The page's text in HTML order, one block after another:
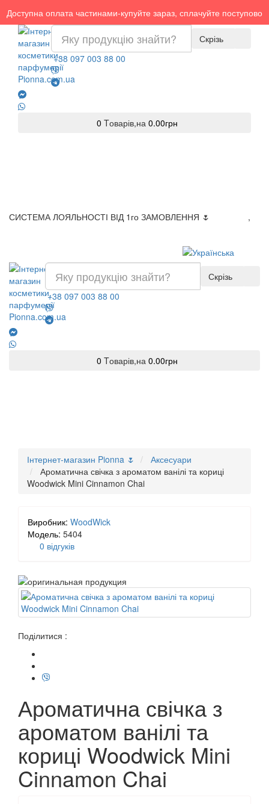
Доступна оплата частинами-купуйте зараз, сплачуйте поступово
Скрізь
+38 097 003 88 00
0 Tоварів,на 0.00грн
СИСТЕМА ЛОЯЛЬНОСТІ ВІД 1го ЗАМОВЛЕННЯ 🌷
,
Скрізь
+38 097 003 88 00
0 Tоварів,на 0.00грн
Інтернет-магазин Pionna 🌷
Аксесуари
Ароматична свічка з ароматом ванілі та кориці
Woodwick Mini Cinnamon Chai
Виробник: WoodWick
Модель: 5404
0 відгуків
Поділитися :
Ароматична свічка з
ароматом ванілі та
кориці Woodwick Mini
Cinnamon Chai